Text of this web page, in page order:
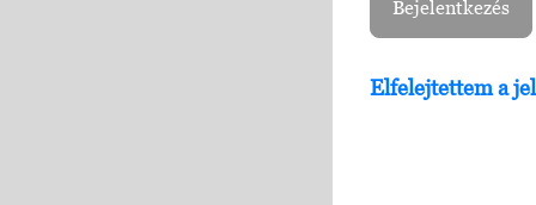
Elfelejtettem a